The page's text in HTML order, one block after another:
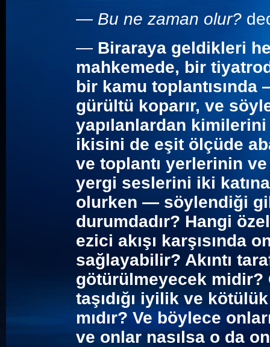
— Bu ne zaman olur?
— Biraraya geldikleri
mahkemede, bir
bir kamu toplantısında
gürültü koparır, ve
yapılanlardan
ikisini de eşit ölçüde
ve toplantı yerlerinin ve
yergi seslerini iki
olurken — söylendiği
durumdadır? Hangi
ezici akışı karşısında
sağlayabilir? Akıntı
götürülmeyecek midir?
taşıdığı iyilik ve
mıdır? Ve böylece
ve onlar nasılsa o da